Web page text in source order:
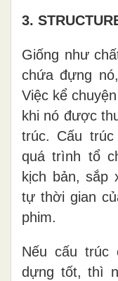
3.
Giống như
chứa đựng
Việc kể
khi nó được
trúc. Cấu
quá trình tổ
kịch bản,
tự thời gian
phim.
Nếu cấu trúc
dựng tốt, thì